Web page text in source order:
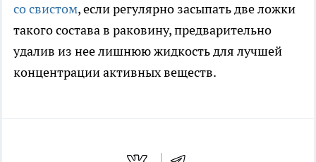
со свистом, если регулярно засыпать две ложки
такого состава в раковину, предварительно
удалив из нее лишнюю жидкость для лучшей
концентрации активных веществ.